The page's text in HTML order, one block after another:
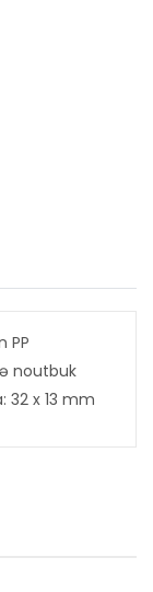
PP
noutbuk
32 x 13 mm